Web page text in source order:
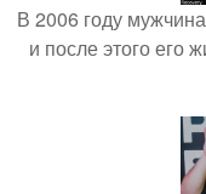
В 2006 году
и после этого его